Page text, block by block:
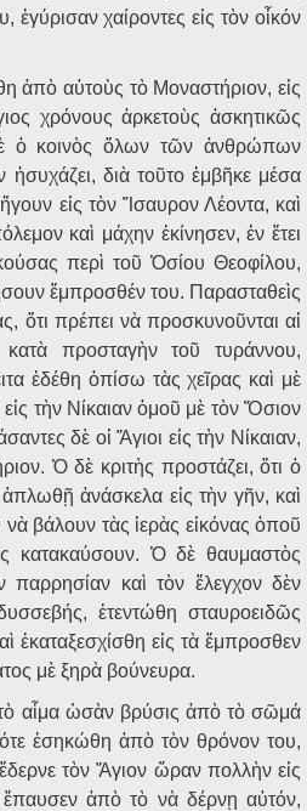
χαίροντες εἰς τὸν οἶκόν
ἀπὸ αὐτοὺς τὸ Μοναστήριον, εἰς
χρόνους ἀρκετοὺς ἀσκητικῶς
ὁ κοινὸς ὅλων τῶν ἀνθρώπων
ἡσυχάζει, διὰ τοῦτο ἐμβῆκε μέσα
εἰς τὸν Ἴσαυρον Λέοντα, καὶ
καὶ μάχην ἐκίνησεν, ἐν ἔτει
περὶ τοῦ Ὁσίου Θεοφίλου,
ἔμπροσθέν του. Παρασταθεὶς
ὅτι πρέπει νὰ προσκυνοῦνται αἱ
κατὰ προσταγὴν τοῦ τυράννου,
ἐδέθη ὀπίσω τὰς χεῖρας καὶ μὲ
τὴν Νίκαιαν ὁμοῦ μὲ τὸν Ὅσιον
δὲ οἱ Ἅγιοι εἰς τὴν Νίκαιαν,
Ὁ δὲ κριτὴς προστάζει, ὅτι ὁ
ἀνάσκελα εἰς τὴν γῆν, καὶ
βάλουν τὰς ἱερὰς εἰκόνας ὁποῦ
κατακαύσουν. Ὁ δὲ θαυμαστὸς
παρρησίαν καὶ τὸν ἔλεγχον δὲν
ἐτεντώθη σταυροειδῶς
ἐκαταξεσχίσθη εἰς τὰ ἔμπροσθεν
μὲ ξηρὰ βούνευρα.
αἷμα ὡσὰν βρύσις ἀπὸ τὸ σῶμά
ἐσηκώθη ἀπὸ τὸν θρόνον του,
τὸν Ἅγιον ὥραν πολλὴν εἰς
ἀπὸ τὸ νὰ δέρνῃ αὐτόν,